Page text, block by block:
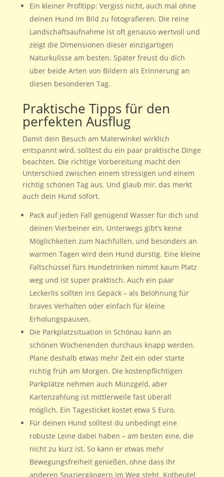
Ein kleiner Profitipp: Vergiss nicht, auch mal ohne
deinen Hund im Bild zu fotografieren. Die reine
Landschaftsaufnahme ist oft genauso wertvoll und
zeigt die Dimensionen dieser einzigartigen
Naturkulisse am besten. Später freust du dich
über beide Arten von Bildern als Erinnerung an
diesen besonderen Tag.
Praktische Tipps für den
perfekten Ausflug
Damit dein Besuch am Malerwinkel wirklich
entspannt wird, solltest du ein paar praktische Dinge
beachten. Die richtige Vorbereitung macht den
Unterschied zwischen einem stressigen und einem
richtig schönen Tag aus. Und glaub mir, das merkt
auch dein Hund sofort.
Pack auf jeden Fall genügend Wasser für dich und
deinen Vierbeiner ein. Unterwegs gibt’s keine
Möglichkeiten zum Nachfüllen, und besonders an
warmen Tagen wird dein Hund durstig. Eine kleine
Faltschüssel fürs Hundetrinken nimmt kaum Platz
weg und ist super praktisch. Auch ein paar
Leckerlis sollten ins Gepäck – als Belohnung für
braves Verhalten oder einfach für kleine
Erholungspausen.
Die Parkplatzsituation in Schönau kann an
schönen Wochenenden durchaus knapp werden.
Plane deshalb etwas mehr Zeit ein oder starte
richtig früh am Morgen. Die kostenpflichtigen
Parkplätze nehmen auch Münzgeld, aber
Kartenzahlung ist mittlerweile fast überall
möglich. Ein Tagesticket kostet etwa 5 Euro.
Für deinen Hund solltest du unbedingt eine
robuste Leine dabei haben – am besten eine, die
nicht zu kurz ist. So kann er etwas mehr
Bewegungsfreiheit genießen, ohne dass ihr
anderen Spaziergängern im Weg steht. Kotbeutel